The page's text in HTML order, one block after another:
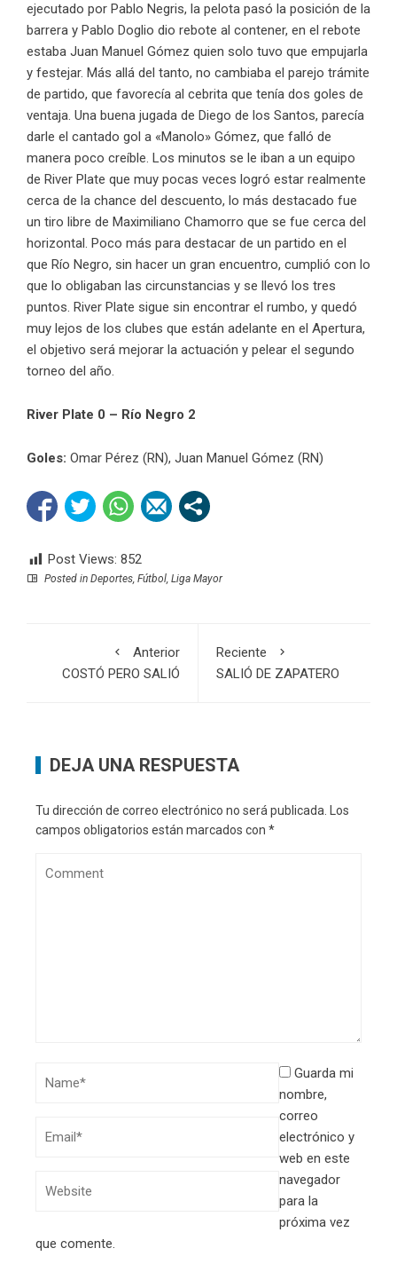
ejecutado por Pablo Negris, la pelota pasó la posición de la
barrera y Pablo Doglio dio rebote al contener, en el rebote
estaba Juan Manuel Gómez quien solo tuvo que empujarla
y festejar. Más allá del tanto, no cambiaba el parejo trámite
de partido, que favorecía al cebrita que tenía dos goles de
ventaja. Una buena jugada de Diego de los Santos, parecía
darle el cantado gol a «Manolo» Gómez, que falló de
manera poco creíble. Los minutos se le iban a un equipo
de River Plate que muy pocas veces logró estar realmente
cerca de la chance del descuento, lo más destacado fue
un tiro libre de Maximiliano Chamorro que se fue cerca del
horizontal. Poco más para destacar de un partido en el
que Río Negro, sin hacer un gran encuentro, cumplió con lo
que lo obligaban las circunstancias y se llevó los tres
puntos. River Plate sigue sin encontrar el rumbo, y quedó
muy lejos de los clubes que están adelante en el Apertura,
el objetivo será mejorar la actuación y pelear el segundo
torneo del año.
River Plate 0 – Río Negro 2
Goles: Omar Pérez (RN), Juan Manuel Gómez (RN)
Post Views: 852
Posted in Deportes, Fútbol, Liga Mayor
Anterior
COSTÓ PERO SALIÓ
Reciente
SALIÓ DE ZAPATERO
DEJA UNA RESPUESTA
Tu dirección de correo electrónico no será publicada. Los
campos obligatorios están marcados con *
Guarda mi
nombre,
correo
electrónico y
web en este
navegador
para la
próxima vez
que comente.